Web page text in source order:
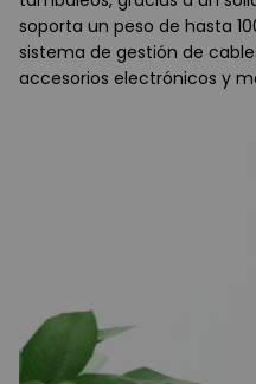
soporta un peso de hasta
sistema de gestión de
accesorios electrónicos y